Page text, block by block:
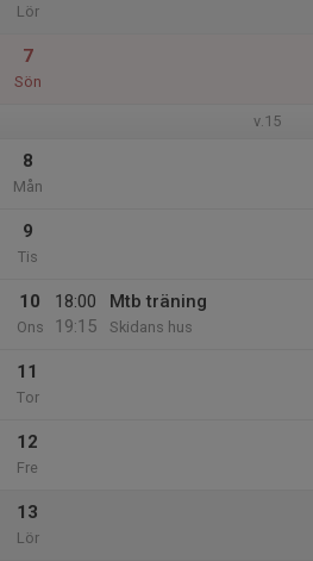
Lör
7
Sön
v.15
8
Mån
9
Tis
10
Ons
18:00
19:15
Mtb träning
Skidans hus
11
Tor
12
Fre
13
Lör